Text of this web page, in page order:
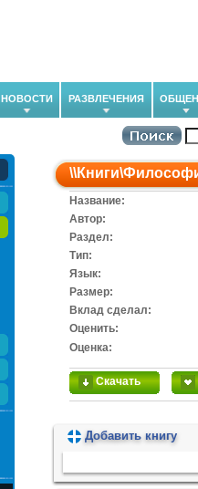
НОВОСТИ РАЗВЛЕЧЕНИЯ
\\Книги\
Название:
Автор:
Раздел:
Тип:
Язык:
Размер:
Вклад сделал:
Оценить:
Оценка:
Скачать
Добавить книгу